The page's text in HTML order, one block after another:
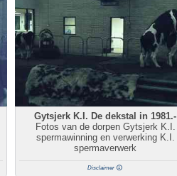
Gytsjerk K.I. De dekstal in 1981.-
Fotos van de dorpen Gytsjerk K.I.
spermawinning en verwerking K.I.
spermaverwerk
Disclaimer